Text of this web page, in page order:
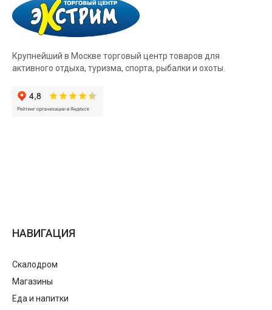
Крупнейший в Москве торговый центр товаров для
активного отдыха, туризма, спорта, рыбалки и охоты.
НАВИГАЦИЯ
Скалодром
Магазины
Еда и напитки